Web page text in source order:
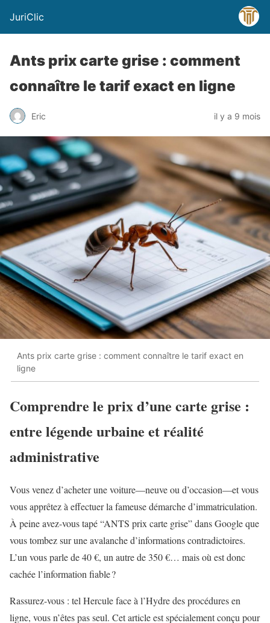
JuriClic
Ants prix carte grise : comment
connaître le tarif exact en ligne
Eric il y a 9 mois
Ants prix carte grise : comment connaître le tarif exact en
ligne
Comprendre le prix d’une carte grise :
entre légende urbaine et réalité
administrative
Vous venez d’acheter une voiture—neuve ou d’occasion—et vous
vous apprêtez à effectuer la fameuse démarche d’immatriculation.
À peine avez-vous tapé “ANTS prix carte grise” dans Google que
vous tombez sur une avalanche d’informations contradictoires.
L’un vous parle de 40 €, un autre de 350 €… mais où est donc
cachée l’information fiable ?
Rassurez-vous : tel Hercule face à l’Hydre des procédures en
ligne, vous n’êtes pas seul. Cet article est spécialement conçu pour